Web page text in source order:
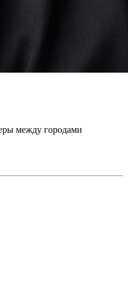
между городами